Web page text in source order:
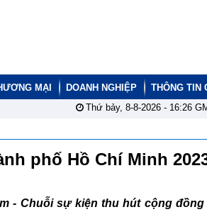
MẠI DOANH NGHIỆP THÔNG TIN
Thứ bảy, 8-8-2026 - 16:26
phố Hồ Chí Minh
- Chuỗi sự kiện thu hút cộng đồng